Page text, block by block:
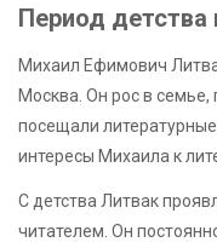
Период детства
Михаил Ефимович
Москва. Он рос в семье,
посещали
интересы Михаила к
С детства Литвак
читателем. Он